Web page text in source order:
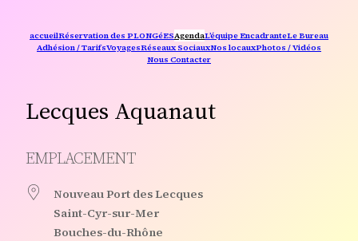
contenu
accueilRéservation des PLONGéESAgendaL’équipe EncadranteLe Bureau
Adhésion / TarifsVoyagesRéseaux SociauxNos locauxPhotos / Vidéos
Nous Contacter
Lecques Aquanaut
EMPLACEMENT
Nouveau Port des Lecques
Saint-Cyr-sur-Mer
Bouches-du-Rhône